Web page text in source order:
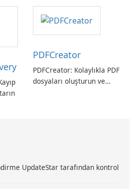
PDFCreator
PDFCreator: Kolaylıkla PDF
dosyaları oluşturun ve
UpdateStar tarafından kontrol